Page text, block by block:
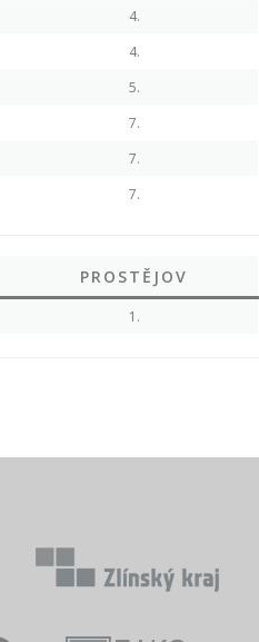
4.
4.
5.
7.
7.
7.
PROSTĚJOV
1.